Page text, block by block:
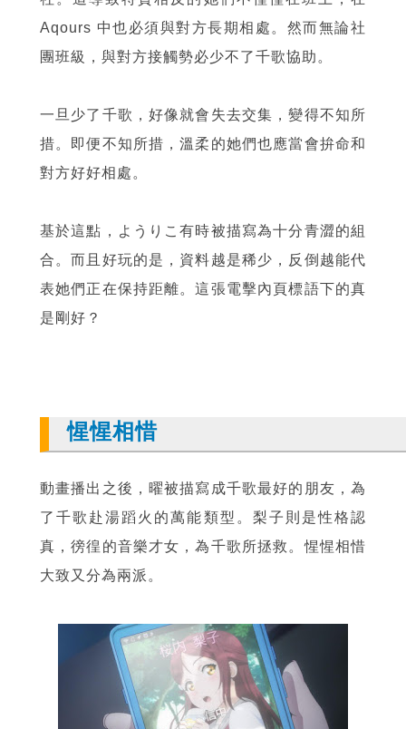
Aqours 中也必須與對方長期相處。然而無論社
團班級，與對方接觸勢必少不了千歌協助。
一旦少了千歌，好像就會失去交集，變得不知所
措。即便不知所措，溫柔的她們也應當會拚命和
對方好好相處。
基於這點，ようりこ有時被描寫為十分青澀的組
合。而且好玩的是，資料越是稀少，反倒越能代
表她們正在保持距離。這張電擊內頁標語下的真
是剛好？
惺惺相惜
動畫播出之後，曜被描寫成千歌最好的朋友，為
了千歌赴湯蹈火的萬能類型。梨子則是性格認
真，徬徨的音樂才女，為千歌所拯救。惺惺相惜
大致又分為兩派。